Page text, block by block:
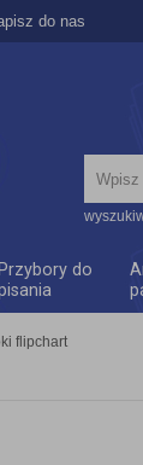
do nas
Przybory do
flipchart